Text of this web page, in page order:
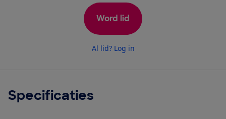
Word lid
Al lid? Log in
Specificaties